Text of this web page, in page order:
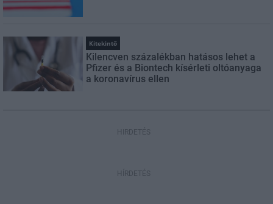
Kitekintő
Kilencven százalékban hatásos lehet a
Pfizer és a Biontech kísérleti oltóanyaga
a koronavírus ellen
HIRDETÉS
HÍRDETÉS